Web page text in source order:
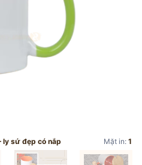
ly sứ đẹp có nắp Mặt in: 1